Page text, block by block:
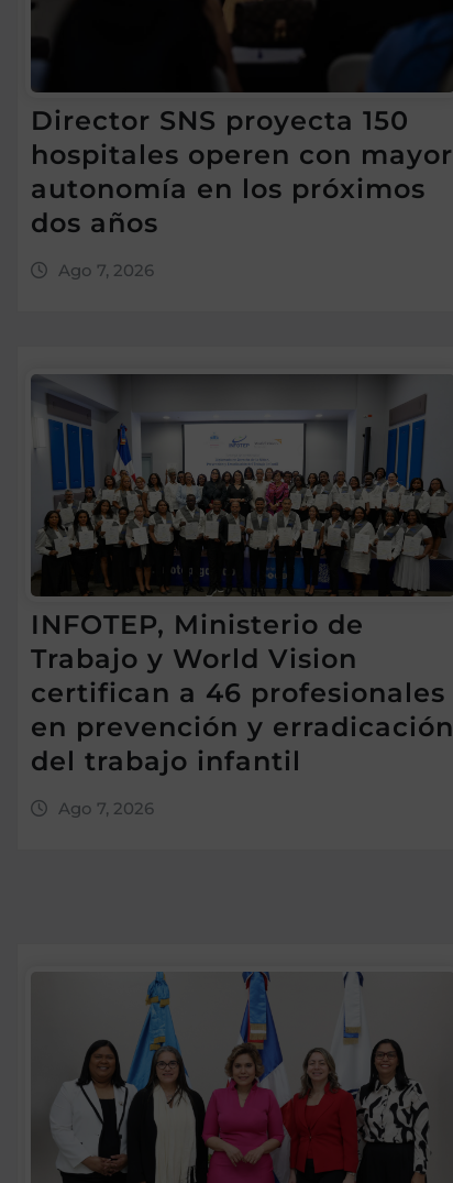
Director SNS proyecta 150
hospitales operen con mayor
autonomía en los próximos
dos años
Ago 7, 2026
INFOTEP, Ministerio de
Trabajo y World Vision
certifican a 46 profesionales
en prevención y erradicación
del trabajo infantil
Ago 7, 2026